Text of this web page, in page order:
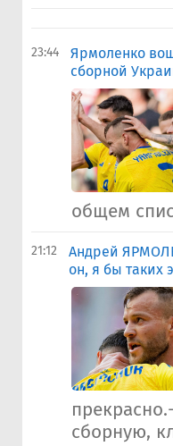
23:44
Ярмоленко
сборной
общем
21:12
Андрей
он, я бы таких
сборную,